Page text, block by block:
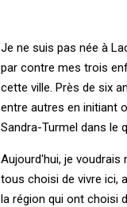
Je ne suis pas née à
par contre mes trois
cette ville. Près de six
entre autres en initiant
Sandra-Turmel dans le
Aujourd'hui, je
tous choisi de vivre ici,
la région qui ont choisi